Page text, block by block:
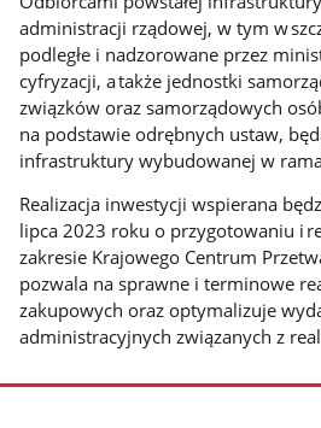
administracji rządowej, w tym w
podległe i nadzorowane przez
cyfryzacji, a także jednostki
związków oraz samorządowych
na podstawie odrębnych ustaw,
infrastruktury wybudowanej w
Realizacja inwestycji wspierana
lipca 2023 roku o przygotowaniu i
zakresie Krajowego Centrum
pozwala na sprawne i terminowe
zakupowych oraz optymalizuje
administracyjnych związanych z